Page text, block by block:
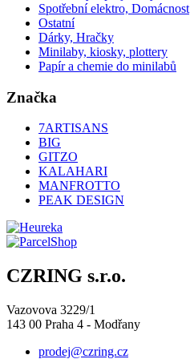
Spotřební elektro, Domácnost
Ostatní
Dárky, Hračky
Minilaby, kiosky, plottery
Papír a chemie do minilabů
Značka
7ARTISANS
BIG
GITZO
KALAHARI
MANFROTTO
PEAK DESIGN
CZRING s.r.o.
Vazovova 3229/1
143 00 Praha 4 - Modřany
prodej@czring.cz